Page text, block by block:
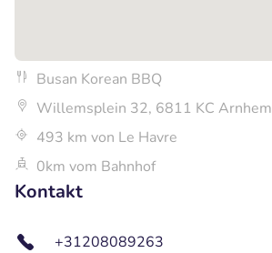
Busan Korean BBQ
Willemsplein 32, 6811 KC Arnhem
493 km von Le Havre
0km vom Bahnhof
Kontakt
+31208089263